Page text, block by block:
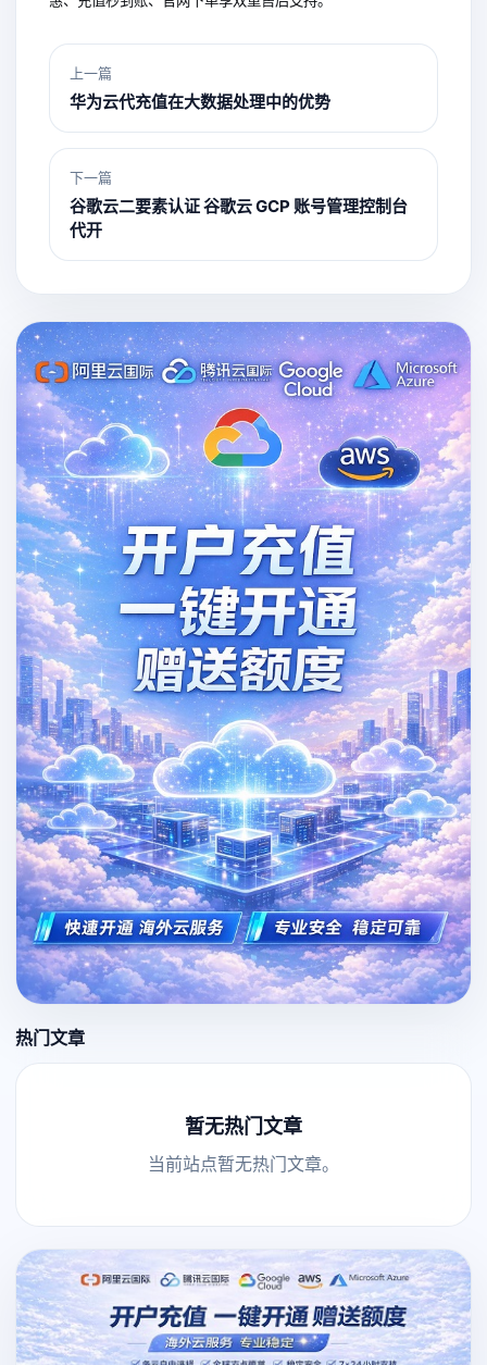
上一篇
华为云代充值在大数据处理中的优势
下一篇
谷歌云二要素认证 谷歌云 GCP 账号管理控制台
代开
热门文章
暂无热门文章
当前站点暂无热门文章。